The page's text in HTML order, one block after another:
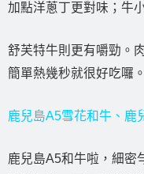
加點洋蔥丁更對味；牛
舒芙特牛則更有嚼勁。
簡單熱幾秒就很好吃囉。
鹿兒島A5雪花和牛、鹿
鹿兒島A5和牛啦，細密